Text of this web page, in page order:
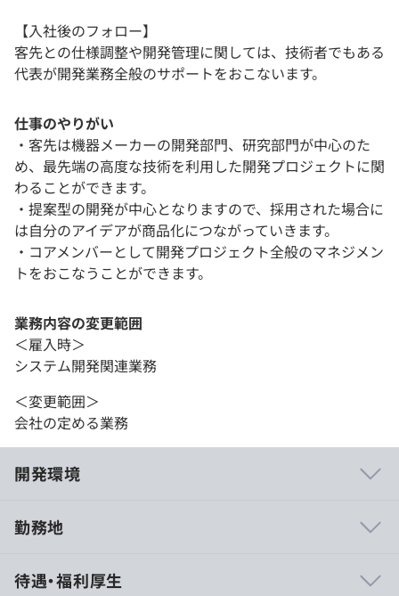
【入社後のフォロー】
客先との仕様調整や開発管理に関しては、技術者でもある
代表が開発業務全般のサポートをおこないます。
仕事のやりがい
・客先は機器メーカーの開発部門、研究部門が中心のた
め、最先端の高度な技術を利用した開発プロジェクトに関
わることができます。
・提案型の開発が中心となりますので、採用された場合に
は自分のアイデアが商品化につながっていきます。
・コアメンバーとして開発プロジェクト全般のマネジメン
トをおこなうことができます。
業務内容の変更範囲
＜雇入時＞
システム開発関連業務
＜変更範囲＞
会社の定める業務
開発環境
り合わせしながら仕様策定や開発をおこなうため、どんで
勤務地
待遇・福利厚生